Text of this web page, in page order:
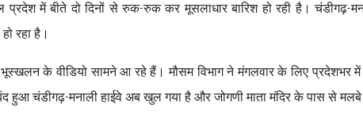
में बीते दो दिनों से रुक-रुक कर मूसलाधार बारिश हो रही है। चंडीगढ़-
रहा है।
के वीडियो सामने आ रहे हैं। मौसम विभाग ने मंगलवार के लिए प्रदेशभर में
चंडीगढ़-मनाली हाईवे अब खुल गया है और जोगणी माता मंदिर के पास से मलबे